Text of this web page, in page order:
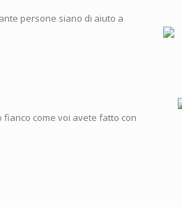
persone siano di aiuto a
come voi avete fatto con